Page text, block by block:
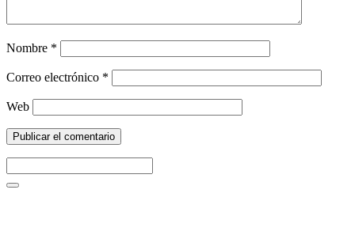
Nombre *
Correo electrónico *
Web